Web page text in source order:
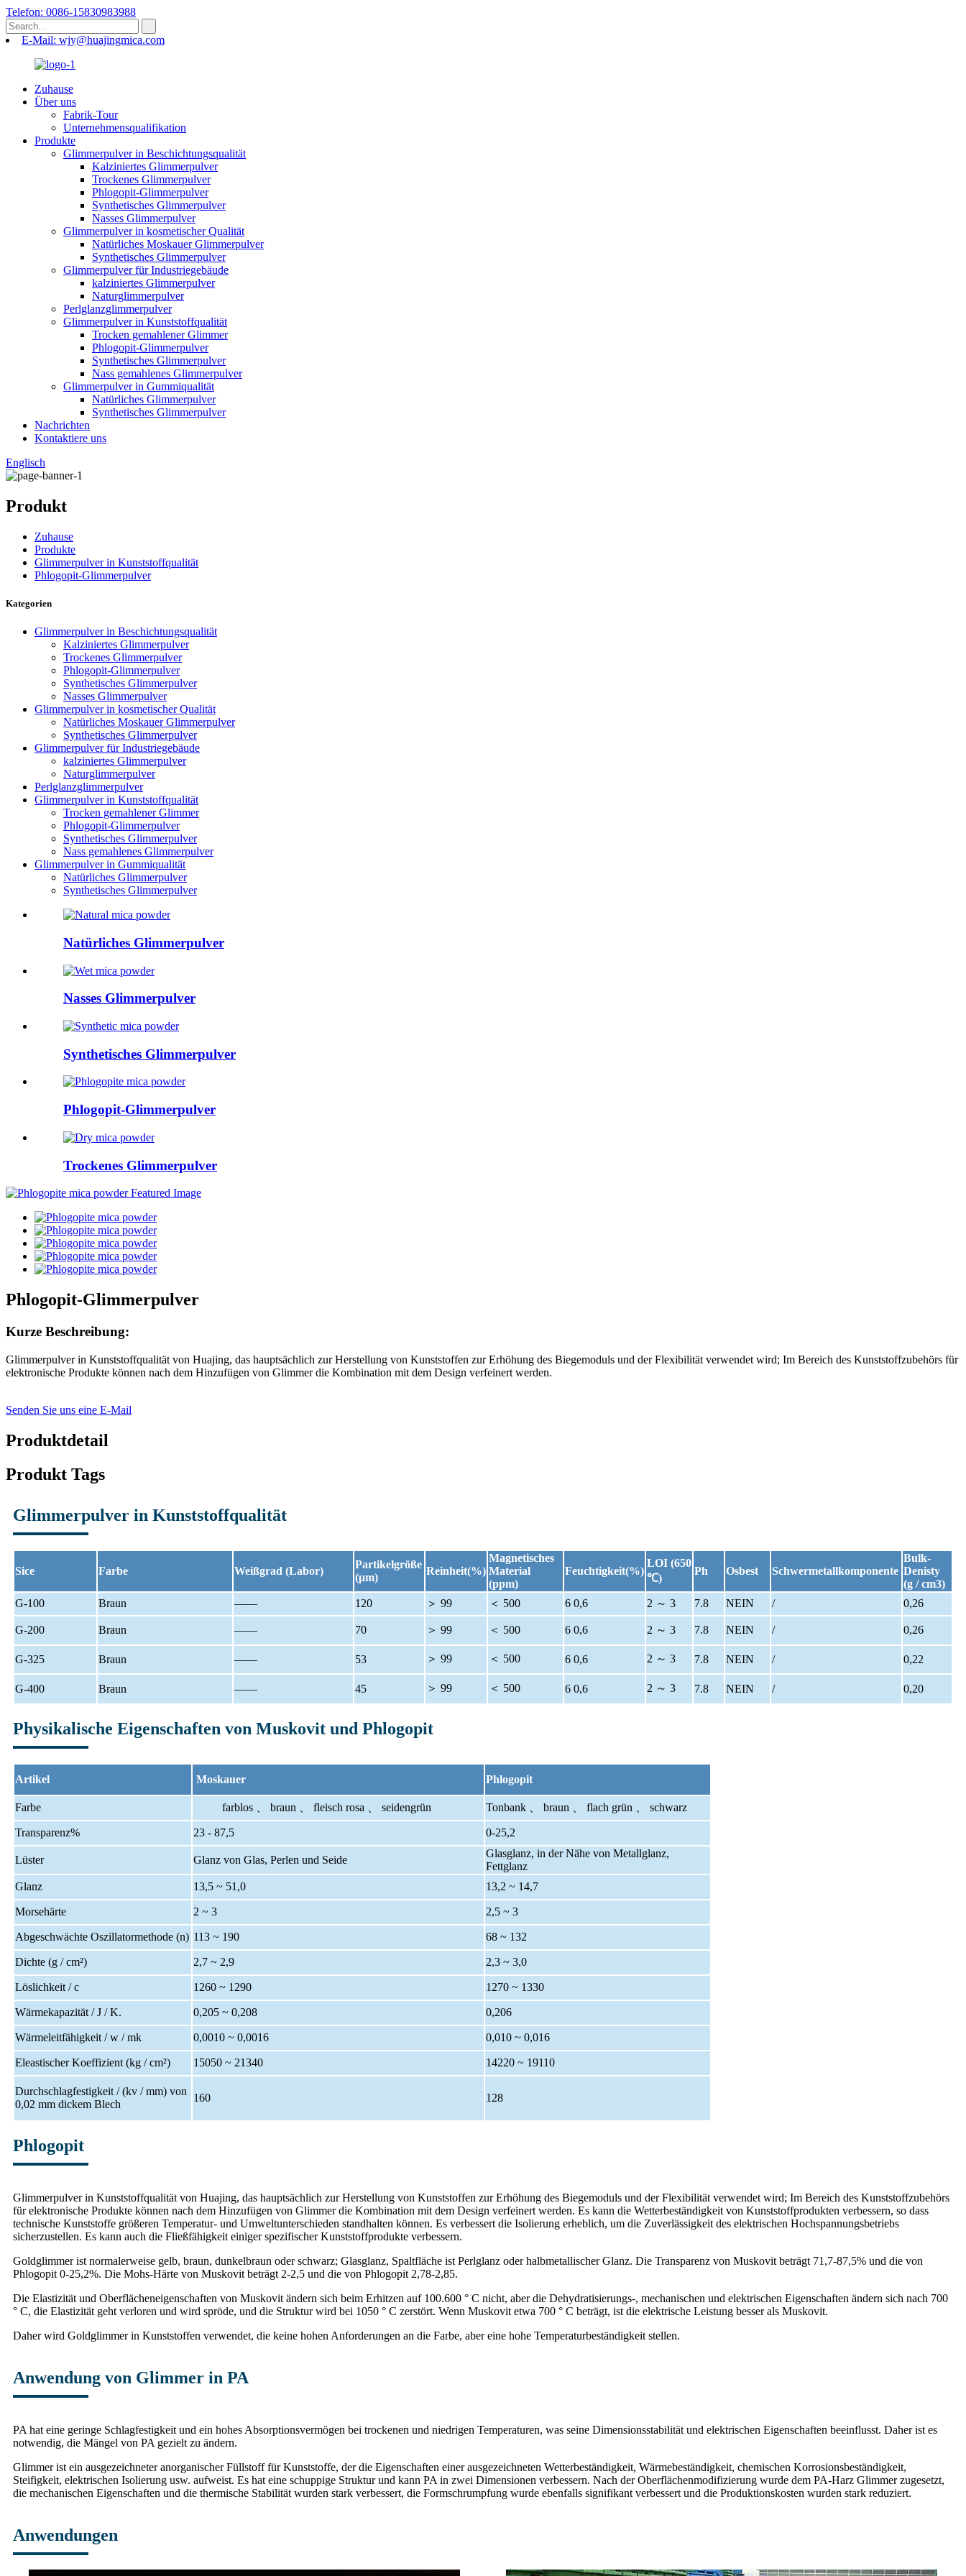
Telefon: 0086-15830983988
E-Mail: wjy@huajingmica.com
Zuhause
Über uns
Fabrik-Tour
Unternehmensqualifikation
Produkte
Glimmerpulver in Beschichtungsqualität
Kalziniertes Glimmerpulver
Trockenes Glimmerpulver
Phlogopit-Glimmerpulver
Synthetisches Glimmerpulver
Nasses Glimmerpulver
Glimmerpulver in kosmetischer Qualität
Natürliches Moskauer Glimmerpulver
Synthetisches Glimmerpulver
Glimmerpulver für Industriegebäude
kalziniertes Glimmerpulver
Naturglimmerpulver
Perlglanzglimmerpulver
Glimmerpulver in Kunststoffqualität
Trocken gemahlener Glimmer
Phlogopit-Glimmerpulver
Synthetisches Glimmerpulver
Nass gemahlenes Glimmerpulver
Glimmerpulver in Gummiqualität
Natürliches Glimmerpulver
Synthetisches Glimmerpulver
Nachrichten
Kontaktiere uns
Englisch
Produkt
Zuhause
Produkte
Glimmerpulver in Kunststoffqualität
Phlogopit-Glimmerpulver
Kategorien
Glimmerpulver in Beschichtungsqualität
Kalziniertes Glimmerpulver
Trockenes Glimmerpulver
Phlogopit-Glimmerpulver
Synthetisches Glimmerpulver
Nasses Glimmerpulver
Glimmerpulver in kosmetischer Qualität
Natürliches Moskauer Glimmerpulver
Synthetisches Glimmerpulver
Glimmerpulver für Industriegebäude
kalziniertes Glimmerpulver
Naturglimmerpulver
Perlglanzglimmerpulver
Glimmerpulver in Kunststoffqualität
Trocken gemahlener Glimmer
Phlogopit-Glimmerpulver
Synthetisches Glimmerpulver
Nass gemahlenes Glimmerpulver
Glimmerpulver in Gummiqualität
Natürliches Glimmerpulver
Synthetisches Glimmerpulver
Natürliches Glimmerpulver
Nasses Glimmerpulver
Synthetisches Glimmerpulver
Phlogopit-Glimmerpulver
Trockenes Glimmerpulver
Phlogopit-Glimmerpulver
Kurze Beschreibung:
Glimmerpulver in Kunststoffqualität von Huajing, das hauptsächlich zur Herstellung von Kunststoffen zur Erhöhung des Biegemoduls und der Flexibilität verwendet wird; Im Bereich des Kunststoffzubehörs für
elektronische Produkte können nach dem Hinzufügen von Glimmer die Kombination mit dem Design verfeinert werden.
Senden Sie uns eine E-Mail
Produktdetail
Produkt Tags
Glimmerpulver in Kunststoffqualität
Sice Farbe Weißgrad (Labor)
Partikelgröße
(μm)
Reinheit(%)
Magnetisches
Material
(ppm)
Feuchtigkeit(%)
LOI (650
℃)
Ph Osbest Schwermetallkomponente
Bulk-
Denisty
(g / cm3)
G-100
Braun —— 120 ＞ 99 ＜ 500 6 0,6 2 ～ 3 7.8 NEIN / 0,26
G-200 Braun —— 70 ＞ 99 ＜ 500 6 0,6 2 ～ 3 7.8 NEIN / 0,26
G-325 Braun —— 53 ＞ 99 ＜ 500 6 0,6 2 ～ 3 7.8 NEIN / 0,22
G-400 Braun —— 45 ＞ 99 ＜ 500 6 0,6 2 ～ 3 7.8 NEIN / 0,20
Physikalische Eigenschaften von Muskovit und Phlogopit
Artikel Moskauer Phlogopit
Farbe farblos 、 braun 、 fleisch rosa 、 seidengrün Tonbank 、 braun 、 flach grün 、 schwarz
Transparenz% 23 - 87,5 0-25,2
Lüster Glanz von Glas, Perlen und Seide
Glasglanz, in der Nähe von Metallglanz,
Fettglanz
Glanz
13,5 ~ 51,0 13,2 ~ 14,7
Morsehärte 2 ~ 3 2,5 ~ 3
Abgeschwächte Oszillatormethode (n) 113 ~ 190 68 ~ 132
Dichte (g / cm²) 2,7 ~ 2,9 2,3 ~ 3,0
Löslichkeit / c 1260 ~ 1290 1270 ~ 1330
Wärmekapazität / J / K. 0,205 ~ 0,208 0,206
Wärmeleitfähigkeit / w / mk 0,0010 ~ 0,0016 0,010 ~ 0,016
Eleastischer Koeffizient (kg / cm²) 15050 ~ 21340 14220 ~ 19110
Durchschlagfestigkeit / (kv / mm) von
0,02 mm dickem Blech
160 128
Phlogopit
Glimmerpulver in Kunststoffqualität von Huajing, das hauptsächlich zur Herstellung von Kunststoffen zur Erhöhung des Biegemoduls und der Flexibilität verwendet wird; Im Bereich des Kunststoffzubehörs
für elektronische Produkte können nach dem Hinzufügen von Glimmer die Kombination mit dem Design verfeinert werden. Es kann die Wetterbeständigkeit von Kunststoffprodukten verbessern, so dass
technische Kunststoffe größeren Temperatur- und Umweltunterschieden standhalten können. Es verbessert die Isolierung erheblich, um die Zuverlässigkeit des elektrischen Hochspannungsbetriebs
sicherzustellen. Es kann auch die Fließfähigkeit einiger spezifischer Kunststoffprodukte verbessern.
Goldglimmer ist normalerweise gelb, braun, dunkelbraun oder schwarz; Glasglanz, Spaltfläche ist Perlglanz oder halbmetallischer Glanz. Die Transparenz von Muskovit beträgt 71,7-87,5% und die von
Phlogopit 0-25,2%. Die Mohs-Härte von Muskovit beträgt 2-2,5 und die von Phlogopit 2,78-2,85.
Die Elastizität und Oberflächeneigenschaften von Muskovit ändern sich beim Erhitzen auf 100.600 ° C nicht, aber die Dehydratisierungs-, mechanischen und elektrischen Eigenschaften ändern sich nach 700
° C, die Elastizität geht verloren und wird spröde, und die Struktur wird bei 1050 ° C zerstört. Wenn Muskovit etwa 700 ° C beträgt, ist die elektrische Leistung besser als Muskovit.
Daher wird Goldglimmer in Kunststoffen verwendet, die keine hohen Anforderungen an die Farbe, aber eine hohe Temperaturbeständigkeit stellen.
Anwendung von Glimmer in PA
PA hat eine geringe Schlagfestigkeit und ein hohes Absorptionsvermögen bei trockenen und niedrigen Temperaturen, was seine Dimensionsstabilität und elektrischen Eigenschaften beeinflusst. Daher ist es
notwendig, die Mängel von PA gezielt zu ändern.
Glimmer ist ein ausgezeichneter anorganischer Füllstoff für Kunststoffe, der die Eigenschaften einer ausgezeichneten Wetterbeständigkeit, Wärmebeständigkeit, chemischen Korrosionsbeständigkeit,
Steifigkeit, elektrischen Isolierung usw. aufweist. Es hat eine schuppige Struktur und kann PA in zwei Dimensionen verbessern. Nach der Oberflächenmodifizierung wurde dem PA-Harz Glimmer zugesetzt,
die mechanischen Eigenschaften und die thermische Stabilität wurden stark verbessert, die Formschrumpfung wurde ebenfalls signifikant verbessert und die Produktionskosten wurden stark reduziert.
Anwendungen